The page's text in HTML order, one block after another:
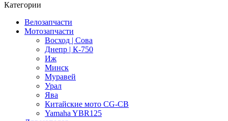
Категории
Велозапчасти
Мотозапчасти
Восход | Сова
Днепр | К-750
Иж
Минск
Муравей
Урал
Ява
Китайские мото CG-CB
Yamaha YBR125